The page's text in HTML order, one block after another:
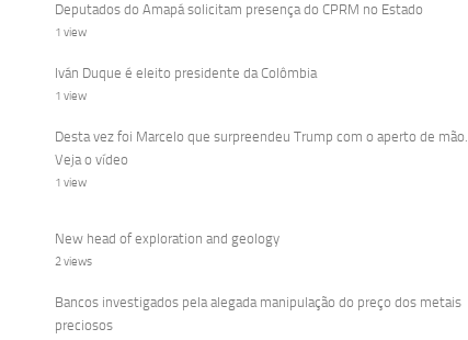
Deputados do Amapá solicitam presença do CPRM no Estado
1 view
Iván Duque é eleito presidente da Colômbia
1 view
Desta vez foi Marcelo que surpreendeu Trump com o aperto de mão.
Veja o vídeo
1 view
New head of exploration and geology
2 views
Bancos investigados pela alegada manipulação do preço dos metais
preciosos